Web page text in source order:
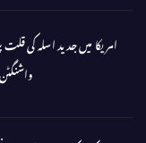
امریکا میں جدید اسلہ کی